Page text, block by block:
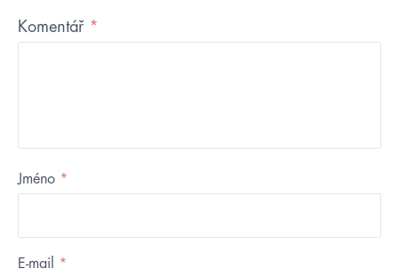
Komentář *
Jméno *
E-mail *